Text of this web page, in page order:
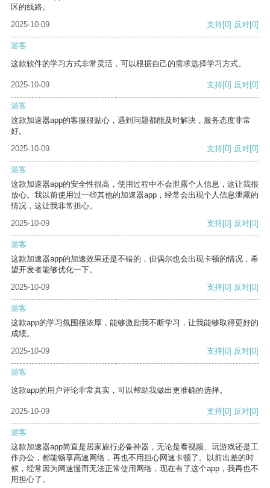
区的线路。
2025-10-09
支持[0] 反对[0]
游客
这款软件的学习方式非常灵活，可以根据自己的需求选择学习方式。
2025-10-09 支持[0] 反对[0]
游客
这款加速器app的客服很贴心，遇到问题都能及时解决，服务态度非常
好。
2025-10-09
支持[0] 反对[0]
游客
这款加速器app的安全性很高，使用过程中不会泄露个人信息，这让我很
放心。我以前使用过一些其他的加速器app，经常会出现个人信息泄露的
情况，这让我非常担心。
2025-10-09
支持[0] 反对[0]
游客
这款加速器app的加速效果还是不错的，但偶尔也会出现卡顿的情况，希
望开发者能够优化一下。
2025-10-09
支持[0] 反对[0]
游客
这款app的学习氛围很浓厚，能够激励我不断学习，让我能够取得更好的
成绩。
2025-10-09
支持[0] 反对[0]
游客
这款app的用户评论非常真实，可以帮助我做出更准确的选择。
2025-10-09 支持[0] 反对[0]
游客
这款加速器app简直是居家旅行必备神器，无论是看视频、玩游戏还是工
作办公，都能畅享高速网络，再也不用担心网速卡顿了。以前出差的时
候，经常因为网速慢而无法正常使用网络，现在有了这个app，我再也不
用担心了。